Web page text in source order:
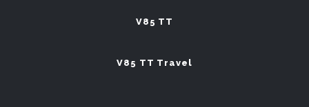
V85 TT
V85 TT Travel